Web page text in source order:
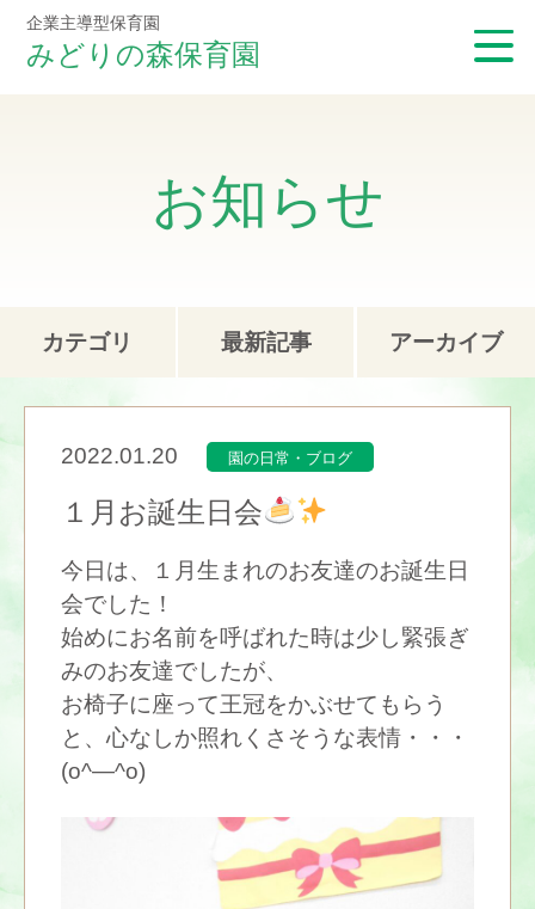
企業主導型保育園
みどりの森保育園
お知らせ
カテゴリ 最新記事 アーカイブ
2022.01.20 園の日常・ブログ
１月お誕生日会
今日は、１月生まれのお友達のお誕生日
会でした！
始めにお名前を呼ばれた時は少し緊張ぎ
みのお友達でしたが、
お椅子に座って王冠をかぶせてもらう
と、心なしか照れくさそうな表情・・・
(o^―^o)